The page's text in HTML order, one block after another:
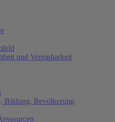
und Vereinbarkeit
Bildung, Bevölkerung